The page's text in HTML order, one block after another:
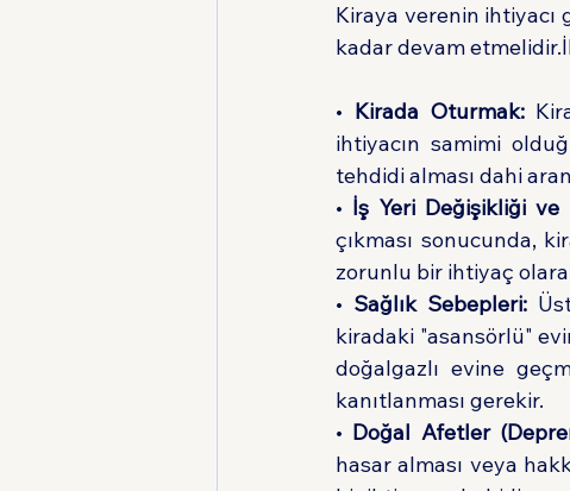
Kiraya verenin ihtiyacı
kadar devam
• Kirada Oturmak:
ihtiyacın samimi
tehdidi alması dahi
• İş Yeri Değişikliği ve
çıkması sonucunda,
zorunlu bir ihtiyaç
• Sağlık Sebepleri: Üst
kiradaki "asansörlü"
doğalgazlı evine
kanıtlanması gerekir.
• Doğal Afetler
hasar alması veya